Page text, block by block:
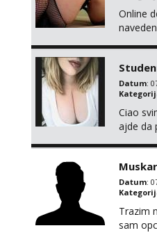
Online
Datum:
Ciao
ajde da
Datum:
Trazim
sam